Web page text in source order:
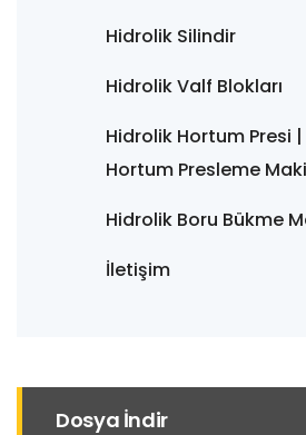
Hidrolik Silindir
Hidrolik Valf Blokları
Hidrolik Hortum Presi
Hortum Presleme
Hidrolik Boru Bükme
İletişim
Dosya İndir